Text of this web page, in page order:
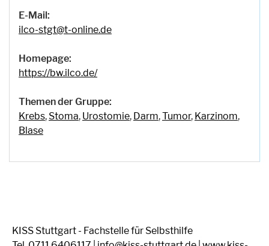
E-Mail:
ilco-stgt@t-online.de
Homepage:
https://bw.ilco.de/
Themen der Gruppe:
Krebs, Stoma, Urostomie, Darm,Tumor, Karzinom,
Blase
KISS Stuttgart - Fachstelle für Selbsthilfe